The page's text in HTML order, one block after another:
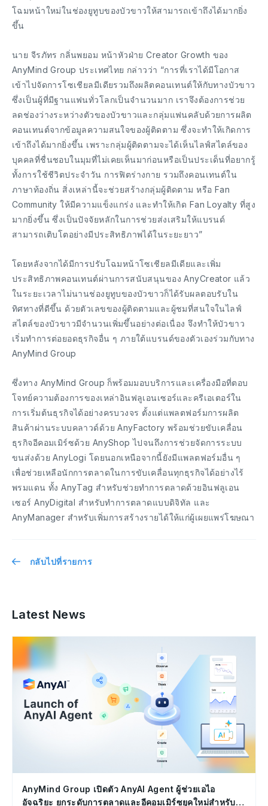
โฉมหน้าใหม่ในช่องยูทูบของบัวขาวให้สามารถเข้าถึงได้มากยิ่ง
ขึ้น
นาย จีรภัทร กลิ่นพยอม หน้าหัวฝ่าย Creator Growth ของ
AnyMind Group ประเทศไทย กล่าวว่า “การที่เราได้มีโอกาส
เข้าไปจัดการโซเชียลมีเดียรวมถึงผลิตคอนเทนต์ให้กับทางบัวขาว
ซึ่งเป็นผู้ที่มีฐานแฟนทั่วโลกเป็นจำนวนมาก เราจึงต้องการช่วย
ลดช่องว่างระหว่างตัวของบัวขาวและกลุ่มแฟนคลับด้วยการผลิต
คอนเทนต์จากข้อมูลความสนใจของผู้ติดตาม ซึ่งจะทำให้เกิดการ
เข้าถึงได้มากยิ่งขึ้น เพราะกลุ่มผู้ติดตามจะได้เห็นไลฟ์สไตล์ของ
บุคคลที่ชื่นชอบในมุมที่ไม่เคยเห็นมาก่อนหรือเป็นประเด็นที่อยากรู้
ทั้งการใช้ชีวิตประจำวัน การฟิตร่างกาย รวมถึงคอนเทนต์ใน
ภาษาท้องถิ่น สิ่งเหล่านี้จะช่วยสร้างกลุ่มผู้ติดตาม หรือ Fan
Community ให้มีความแข็งแกร่ง และทำให้เกิด Fan Loyalty ที่สูง
มากยิ่งขึ้น ซึ่งเป็นปัจจัยหลักในการช่วยส่งเสริมให้แบรนด์
สามารถเติบโตอย่างมีประสิทธิภาพได้ในระยะยาว”
โดยหลังจากได้มีการปรับโฉมหน้าโซเชียลมีเดียและเพิ่ม
ประสิทธิภาพคอนเทนต์ผ่านการสนับสนุนของ AnyCreator แล้ว
ในระยะเวลาไม่นานช่องยูทูบของบัวขาวก็ได้รับผลตอบรับใน
ทิศทางที่ดีขึ้น ด้วยตัวเลขของผู้ติดตามและผู้ชมที่สนใจในไลฟ์
สไตล์ของบัวขาวมีจำนวนเพิ่มขึ้นอย่างต่อเนื่อง จึงทำให้บัวขาว
เริ่มทำการต่อยอดธุรกิจอื่น ๆ ภายใต้แบรนด์ของตัวเองร่วมกับทาง
AnyMind Group
ซึ่งทาง AnyMind Group ก็พร้อมมอบบริการและเครื่องมือที่ตอบ
โจทย์ความต้องการของเหล่าอินฟลูเอนเซอร์และครีเอเตอร์ใน
การเริ่มต้นธุรกิจได้อย่างครบวงจร ตั้งแต่แพลตฟอร์มการผลิต
สินค้าผ่านระบบคลาวด์ด้วย AnyFactory พร้อมช่วยขับเคลื่อน
ธุรกิจอีคอมเมิร์ซด้วย AnyShop ไปจนถึงการช่วยจัดการระบบ
ขนส่งด้วย AnyLogi โดยนอกเหนือจากนี้ยังมีแพลตฟอร์มอื่น ๆ
เพื่อช่วยเหลือนักการตลาดในการขับเคลื่อนทุกธุรกิจได้อย่างไร้
พรมแดน ทั้ง AnyTag สำหรับช่วยทำการตลาดด้วยอินฟลูเอน
เซอร์ AnyDigital สำหรับทำการตลาดแบบดิจิทัล และ
AnyManager สำหรับเพิ่มการสร้างรายได้ให้แก่ผู้เผยแพร่โฆษณา
กลับไปที่รายการ
Latest News
AnyMind Group เปิดตัว AnyAI Agent ผู้ช่วยเอไอ
อัจฉริยะ ยกระดับการตลาดและอีคอมเมิร์ซยุคใหม่สำหรับ